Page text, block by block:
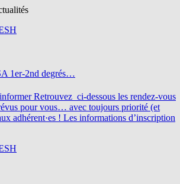
1er-2nd degrés…
Retrouvez ci-dessous les rendez-vous
pour vous… avec toujours priorité (et
adhérent·es ! Les informations d’inscription